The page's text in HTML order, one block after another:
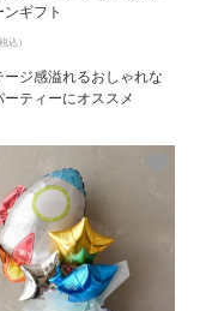
ギフト
税込）
ージ感溢れるおしゃれな
ーティーにオススメ